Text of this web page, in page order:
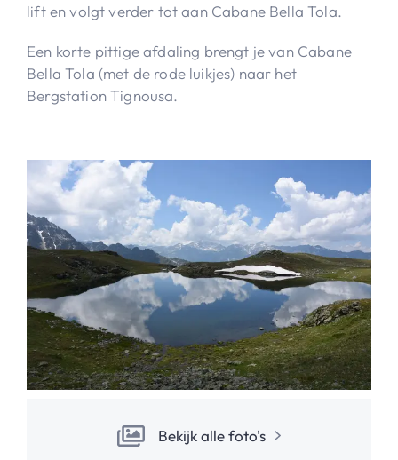
lift en volgt verder tot aan Cabane Bella Tola.
Een korte pittige afdaling brengt je van Cabane
Bella Tola (met de rode luikjes) naar het
Bergstation Tignousa.
Bekijk alle foto's